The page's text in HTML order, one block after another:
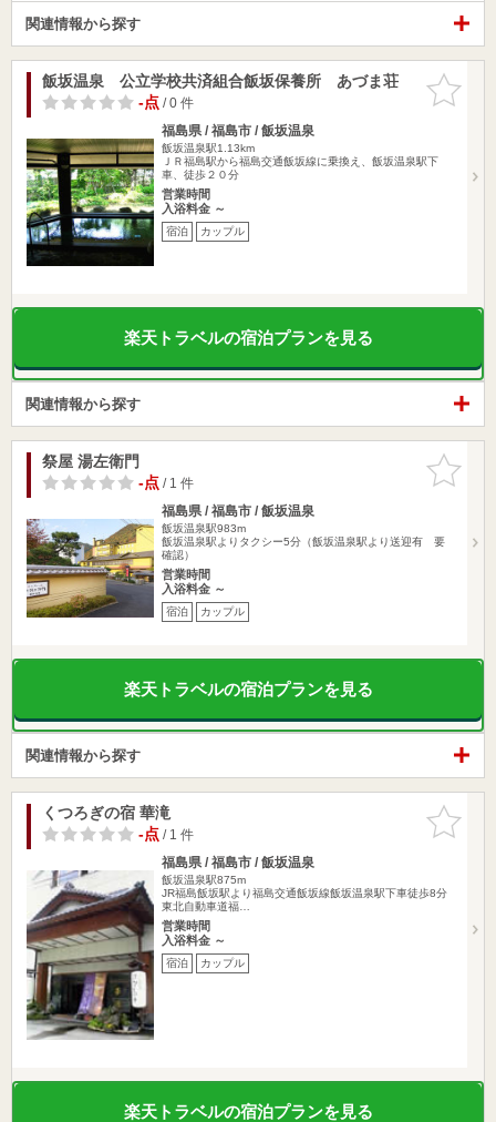
関連情報から探す
お気に入
りに追加
飯坂温泉 公立学校共済組合飯坂保養所 あづま荘
-点/ 0 件
福島県 / 福島市 / 飯坂温泉
飯坂温泉駅1.13km
ＪＲ福島駅から福島交通飯坂線に乗換え、飯坂温泉駅下
車、徒歩２０分
営業時間
入浴料金 ～
宿泊 カップル
楽天トラベルの宿泊プランを見る
関連情報から探す
お気に入
りに追加
祭屋 湯左衛門
-点/ 1 件
福島県 / 福島市 / 飯坂温泉
飯坂温泉駅983m
飯坂温泉駅よりタクシー5分（飯坂温泉駅より送迎有 要
確認）
営業時間
入浴料金 ～
宿泊 カップル
楽天トラベルの宿泊プランを見る
関連情報から探す
お気に入
りに追加
くつろぎの宿 華滝
-点/ 1 件
福島県 / 福島市 / 飯坂温泉
飯坂温泉駅875m
JR福島飯坂駅より福島交通飯坂線飯坂温泉駅下車徒歩8分
東北自動車道福…
営業時間
入浴料金 ～
宿泊 カップル
楽天トラベルの宿泊プランを見る